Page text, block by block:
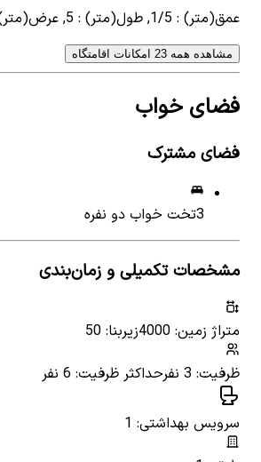
عمق(متر) : 1/5, طول(متر) : 5, عرض(متر) : 5
مشاهده همه 23 امکانات اقامتگاه
فضای خواب
فضای مشترک
3تخت خواب دو نفره
مشخصات تکمیلی و زمان‌بندی
متراژ زمین: 4000
زیربنا: 50
ظرفیت: 3 نفر
حداکثر ظرفیت: 6 نفر
سرویس بهداشتی: 1